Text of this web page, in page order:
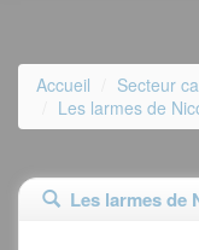
Accueil
Secteur
Les larmes de
Les larmes de